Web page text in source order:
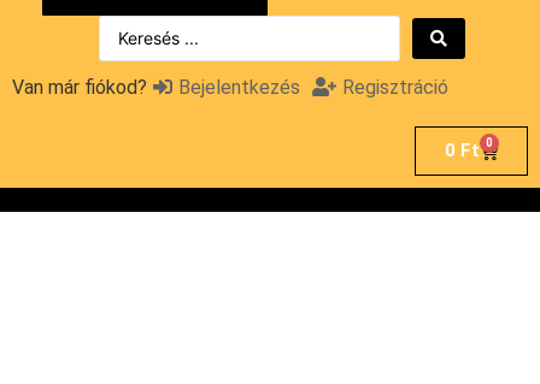
Van már fiókod? Bejelentkezés Regisztráció
0 Ft 0